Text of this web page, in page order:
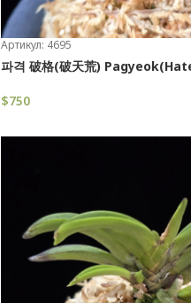
Артикул: 4695
파격 破格(破天荒)
$750